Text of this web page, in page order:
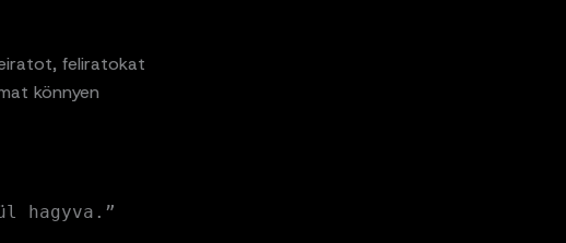
feliratokat
könnyen
hagyva.”